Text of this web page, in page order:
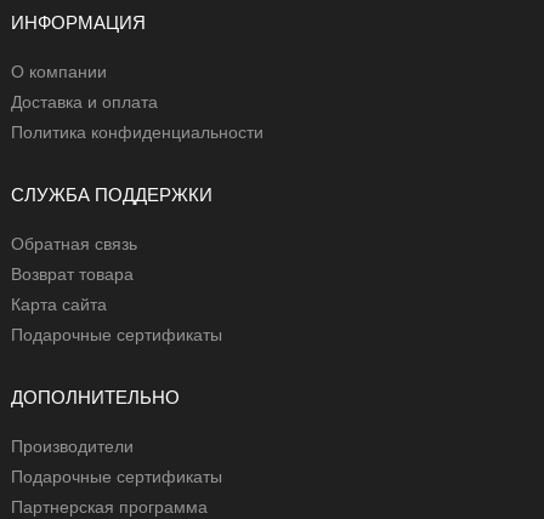
ИНФОРМАЦИЯ
О компании
Доставка и оплата
Политика конфиденциальности
СЛУЖБА ПОДДЕРЖКИ
Обратная связь
Возврат товара
Карта сайта
Подарочные сертификаты
ДОПОЛНИТЕЛЬНО
Производители
Подарочные сертификаты
Партнерская программа